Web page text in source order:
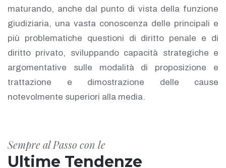
maturando, anche dal punto di vista della funzione
giudiziaria, una vasta conoscenza delle principali e
più problematiche questioni di diritto penale e di
diritto privato, sviluppando capacità strategiche e
argomentative sulle modalità di proposizione e
trattazione e dimostrazione delle cause
notevolmente superiori alla media.
Sempre al Passo con le
Ultime Tendenze